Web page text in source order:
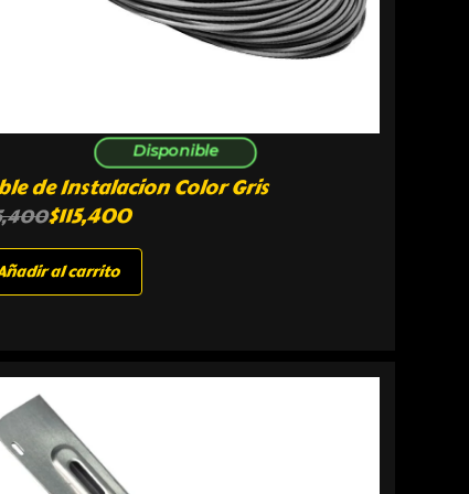
Disponible
de Instalacion Color Gris
$115,400
al carrito